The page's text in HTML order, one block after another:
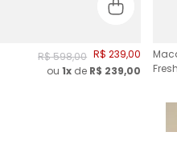
R$598,00 R$ 239,00
ou1x de R$ 239,00